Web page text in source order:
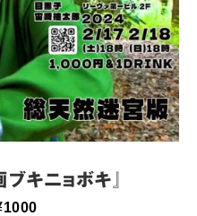
キニョボキ』